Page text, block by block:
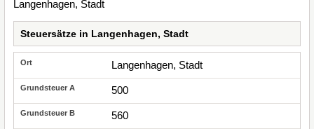
Steuersätze in Langenhagen, Stadt
Langenhagen, Stadt
500
560